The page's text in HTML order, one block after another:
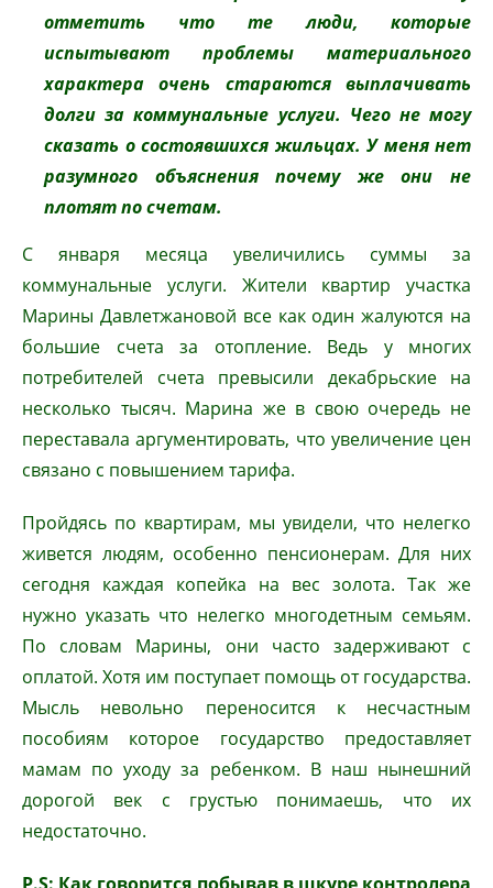
отметить что те люди, которые
испытывают проблемы материального
характера очень стараются выплачивать
долги за коммунальные услуги. Чего не могу
сказать о состоявшихся жильцах. У меня нет
разумного объяснения почему же они не
плотят по счетам.
С января месяца увеличились суммы за
коммунальные услуги. Жители квартир участка
Марины Давлетжановой все как один жалуются на
большие счета за отопление. Ведь у многих
потребителей счета превысили декабрьские на
несколько тысяч. Марина же в свою очередь не
переставала аргументировать, что увеличение цен
связано с повышением тарифа.
Пройдясь по квартирам, мы увидели, что нелегко
живется людям, особенно пенсионерам. Для них
сегодня каждая копейка на вес золота. Так же
нужно указать что нелегко многодетным семьям.
По словам Марины, они часто задерживают с
оплатой. Хотя им поступает помощь от государства.
Мысль невольно переносится к несчастным
пособиям которое государство предоставляет
мамам по уходу за ребенком. В наш нынешний
дорогой век с грустью понимаешь, что их
недостаточно.